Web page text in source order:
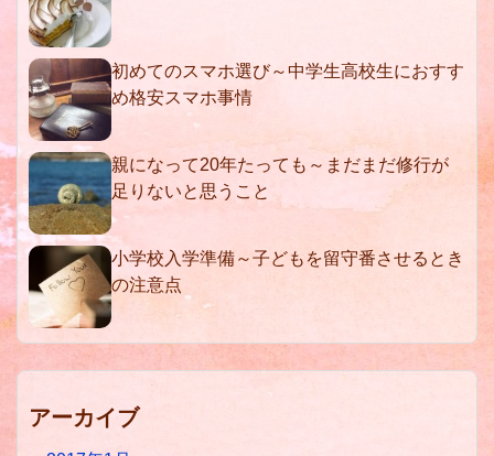
初めてのスマホ選び～中学生高校生におすす
め格安スマホ事情
親になって20年たっても～まだまだ修行が
足りないと思うこと
小学校入学準備～子どもを留守番させるとき
の注意点
アーカイブ